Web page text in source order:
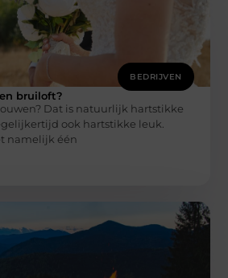
BEDRIJVEN
bruiloft?
Dat is natuurlijk hartstikke
ook hartstikke leuk.
namelijk één